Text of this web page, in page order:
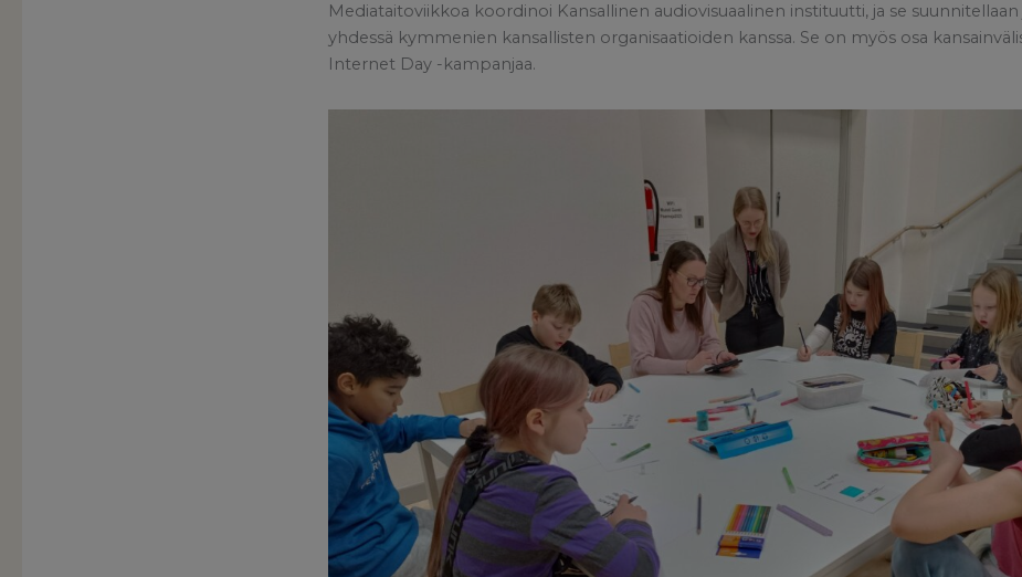
Mediataitoviikkoa koordinoi Kansallinen audiovisuaalinen instituutti, ja se
yhdessä kymmenien kansallisten organisaatioiden kanssa. Se on myös osa
Internet Day -kampanjaa.